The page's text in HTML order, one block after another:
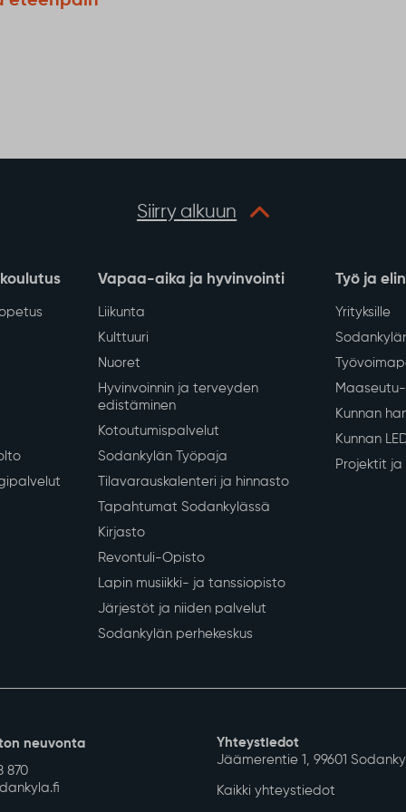
Siirry alkuun
Vapaa-aika ja hyvinvointi
Liikunta
Kulttuuri
Nuoret
Hyvinvoinnin ja terveyden
edistäminen
Kotoutumispalvelut
Sodankylän Työpaja
Tilavarauskalenteri ja hinnasto
Tapahtumat Sodankylässä
Kirjasto
Revontuli-Opisto
Lapin musiikki- ja tanssiopisto
Järjestöt ja niiden palvelut
Sodankylän perhekeskus
Työ ja
Yrityksille
Kunnan
Kunnan
Projektit ja
neuvonta
870
Yhteystiedot
Jäämerentie 1, 99601
Kaikki yhteystiedot